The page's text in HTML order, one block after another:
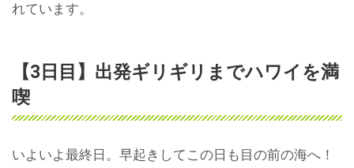
れています。
【3日目】出発ギリギリまでハワイを満
喫
いよいよ最終日。早起きしてこの日も目の前の海へ！